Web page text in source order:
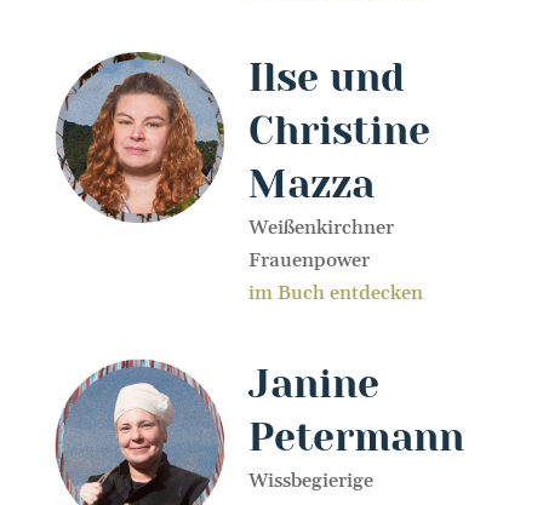
Ilse und
Christine
Mazza
Weißenkirchner
Frauenpower
im Buch entdecken
Janine
Petermann
Wissbegierige